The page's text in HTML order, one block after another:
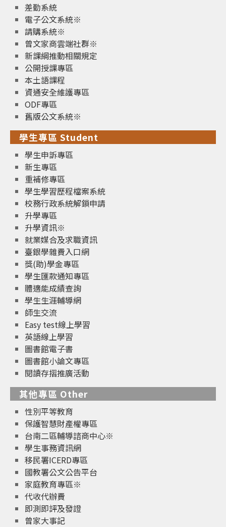
差勤系統
電子公文系統※
請購系統※
曾文家商雲端社群※
新課綱推動相關規定
公開授課專區
本土語課程
資通安全維護專區
ODF專區
舊版公文系統※
學生專區 Student
學生申訴專區
新生專區
重補修專區
學生學習歷程檔案系統
校務行政系統解鎖申請
升學專區
升學資訊※
就業媒合及求職資訊
臺銀學雜費入口網
獎(助)學金專區
學生匯款通知專區
體適能成績查詢
學生生涯輔導網
師生交流
Easy test線上學習
英語線上學習
圖書館電子書
圖書館小論文專區
閱讀存摺推廣活動
其他專區 Other
性別平等教育
保護智慧財產權專區
台南二區輔導諮商中心※
學生事務資訊網
移民署ICERD專區
國教署公文公告平台
家庭教育專區※
代收代辦費
即測即評及發證
曾家大事記